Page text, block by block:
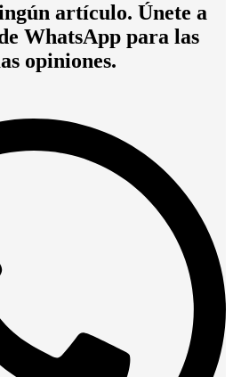
artículo. Únete a
WhatsApp para las
opiniones.